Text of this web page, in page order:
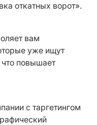
откатных ворот».
вам
уже ищут
повышает
с таргетингом